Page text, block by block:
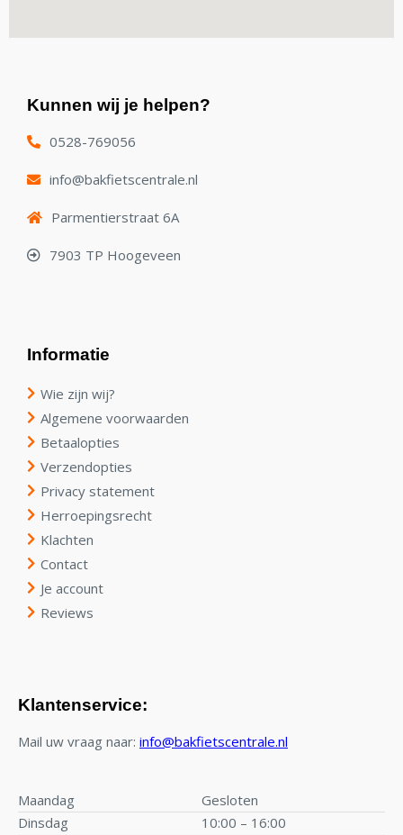
Kunnen wij je helpen?
0528-769056
info@bakfietscentrale.nl
Parmentierstraat 6A
7903 TP Hoogeveen
Informatie
Wie zijn wij?
Algemene voorwaarden
Betaalopties
Verzendopties
Privacy statement
Herroepingsrecht
Klachten
Contact
Je account
Reviews
Klantenservice:
Mail uw vraag naar: info@bakfietscentrale.nl
Maandag
Gesloten
Dinsdag
10:00 – 16:00